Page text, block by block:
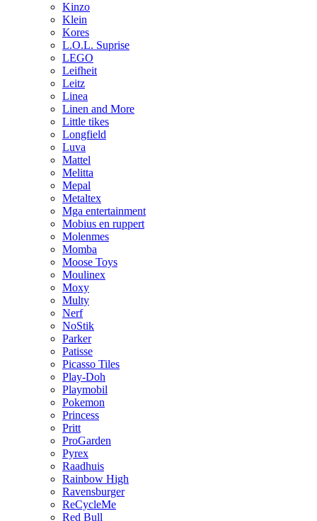
Kinzo
Klein
Kores
L.O.L. Suprise
LEGO
Leifheit
Leitz
Linea
Linen and More
Little tikes
Longfield
Luva
Mattel
Melitta
Mepal
Metaltex
Mga entertainment
Mobius en ruppert
Molenmes
Momba
Moose Toys
Moulinex
Moxy
Multy
Nerf
NoStik
Parker
Patisse
Picasso Tiles
Play-Doh
Playmobil
Pokemon
Princess
Pritt
ProGarden
Pyrex
Raadhuis
Rainbow High
Ravensburger
ReCycleMe
Red Bull